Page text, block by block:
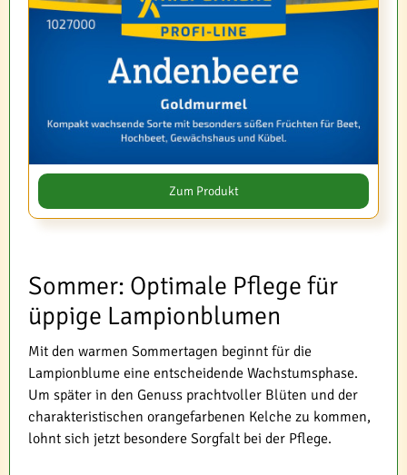
Zum Produkt
Sommer: Optimale Pflege für
üppige Lampionblumen
Mit den warmen Sommertagen beginnt für die
Lampionblume eine entscheidende Wachstumsphase.
Um später in den Genuss prachtvoller Blüten und der
charakteristischen orangefarbenen Kelche zu kommen,
lohnt sich jetzt besondere Sorgfalt bei der Pflege.